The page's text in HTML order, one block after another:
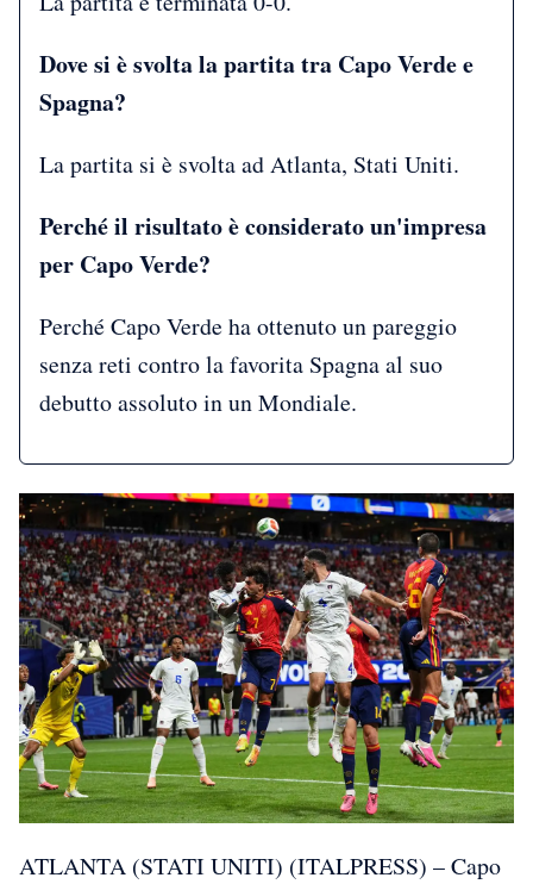
Dove si è svolta la partita tra Capo Verde e
Spagna?
La partita si è svolta ad Atlanta, Stati Uniti.
Perché il risultato è considerato un'impresa
per Capo Verde?
Perché Capo Verde ha ottenuto un pareggio
senza reti contro la favorita Spagna al suo
debutto assoluto in un Mondiale.
ATLANTA (STATI UNITI) (ITALPRESS) – Capo